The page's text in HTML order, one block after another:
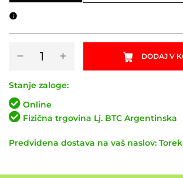
−
števca
XC
MTB
količina
+ DODAJ V
Stanje zaloge:
Online
Fizična trgovina Lj. BTC Argentinska
Predvidena dostava na vaš naslov: Torek,